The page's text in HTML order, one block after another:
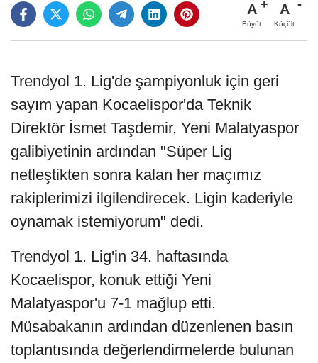
A
Büyüt
A
Küçült
Trendyol 1. Lig'de şampiyonluk için geri
sayım yapan Kocaelispor'da Teknik
Direktör İsmet Taşdemir, Yeni Malatyaspor
galibiyetinin ardından "Süper Lig
netleştikten sonra kalan her maçımız
rakiplerimizi ilgilendirecek. Ligin kaderiyle
oynamak istemiyorum" dedi.
Trendyol 1. Lig'in 34. haftasında
Kocaelispor, konuk ettiği Yeni
Malatyaspor'u 7-1 mağlup etti.
Müsabakanın ardından düzenlenen basın
toplantısında değerlendirmelerde bulunan